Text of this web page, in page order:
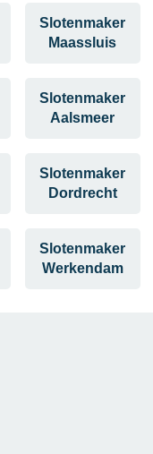
Slotenmaker
Maassluis
Slotenmaker
Aalsmeer
Slotenmaker
Dordrecht
Slotenmaker
Werkendam